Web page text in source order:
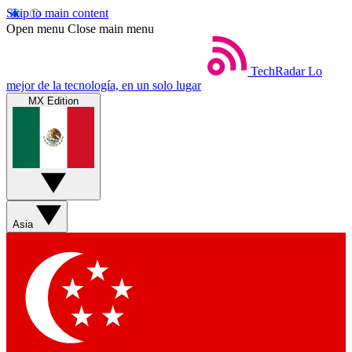
Skip to main content
Open menu Close main menu
TechRadar Lo
mejor de la tecnología, en un solo lugar
MX Edition
Asia